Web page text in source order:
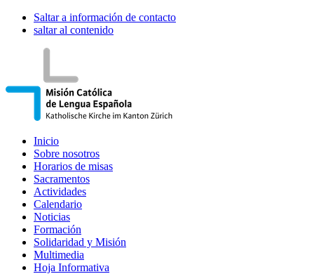
Saltar a información de contacto
saltar al contenido
Inicio
Sobre nosotros
Horarios de misas
Sacramentos
Actividades
Calendario
Noticias
Formación
Solidaridad y Misión
Multimedia
Hoja Informativa